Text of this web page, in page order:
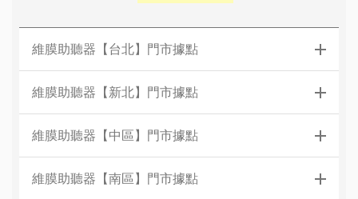
維膜助聽器【台北】門市據點
維膜助聽器【新北】門市據點
維膜助聽器【中區】門市據點
維膜助聽器【南區】門市據點